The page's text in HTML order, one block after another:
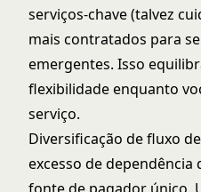
serviços-chave (talvez
mais contratados para
emergentes. Isso
flexibilidade enquanto
serviço.
Diversificação de fluxo
excesso de